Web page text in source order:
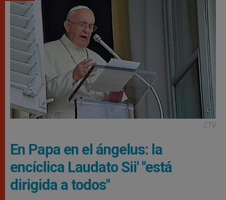
CTV
En Papa en el ángelus: la
encíclica Laudato Sii' "está
dirigida a todos"